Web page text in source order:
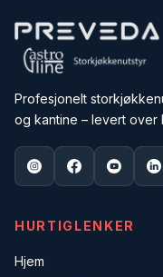
Profesjonelt
og kantine – levert over
HURTIGLENKER
Hjem